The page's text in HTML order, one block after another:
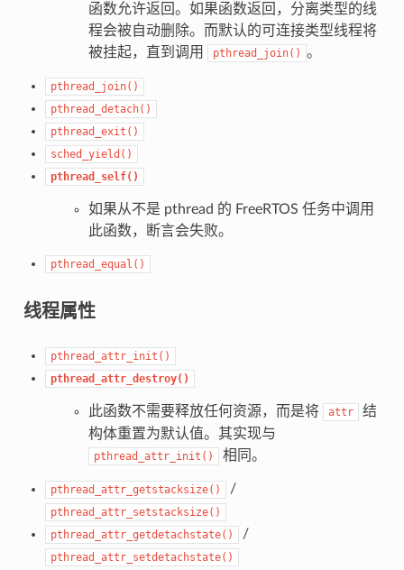
函数允许返回。如果函数返回，分离类型的线
程会被自动删除。而默认的可连接类型线程将
被挂起，直到调用
pthread_join() 。
pthread_join()
pthread_detach()
pthread_exit()
sched_yield()
pthread_self()
如果从不是 pthread 的 FreeRTOS 任务中调用
此函数，断言会失败。
pthread_equal()
线程属性
pthread_attr_init()
pthread_attr_destroy()
此函数不需要释放任何资源，而是将 attr
结
构体重置为默认值。其实现与
pthread_attr_init() 相同。
pthread_attr_getstacksize() /
pthread_attr_setstacksize()
pthread_attr_getdetachstate()
/
pthread_attr_setdetachstate()